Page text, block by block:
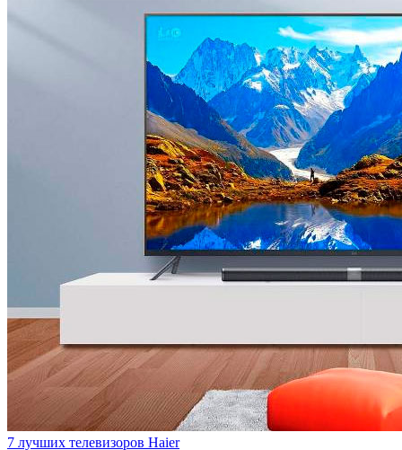
7 лучших телевизоров Haier